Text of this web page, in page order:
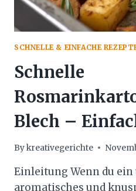
SCHNELLE & EINFACHE
Schnelle
Blech –
Bykreativegerichte
Einleitung Wenn du
aromatisches und